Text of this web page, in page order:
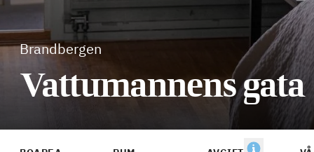
Brandbergen
Vattumannens gata